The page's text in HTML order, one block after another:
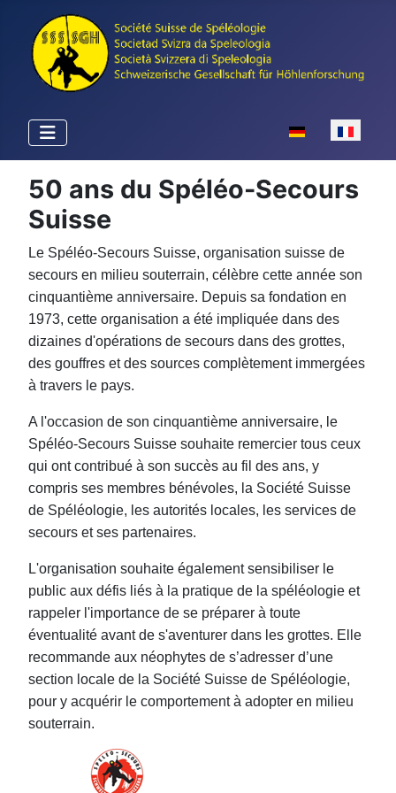
Sélectionnez
50 ans du Spéléo-Secours
Suisse
Le Spéléo-Secours Suisse, organisation suisse de
secours en milieu souterrain, célèbre cette année son
cinquantième anniversaire. Depuis sa fondation en
1973, cette organisation a été impliquée dans des
dizaines d'opérations de secours dans des grottes,
des gouffres et des sources complètement immergées
à travers le pays.
A l'occasion de son cinquantième anniversaire, le
Spéléo-Secours Suisse souhaite remercier tous ceux
qui ont contribué à son succès au fil des ans, y
compris ses membres bénévoles, la Société Suisse
de Spéléologie, les autorités locales, les services de
secours et ses partenaires.
L'organisation souhaite également sensibiliser le
public aux défis liés à la pratique de la spéléologie et
rappeler l'importance de se préparer à toute
éventualité avant de s'aventurer dans les grottes. Elle
recommande aux néophytes de s’adresser d’une
section locale de la Société Suisse de Spéléologie,
pour y acquérir le comportement à adopter en milieu
souterrain.